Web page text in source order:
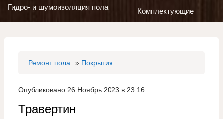
Гидро- и шумоизоляция пола Комплектующие
Ремонт пола » Покрытия
Опубликовано 26 Ноябрь 2023 в 23:16
Травертин